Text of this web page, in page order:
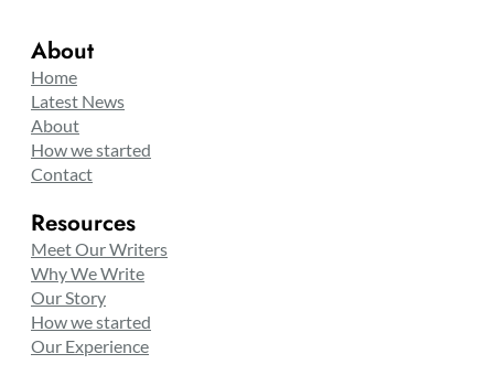
About
Home
Latest News
About
How we started
Contact
Resources
Meet Our Writers
Why We Write
Our Story
How we started
Our Experience